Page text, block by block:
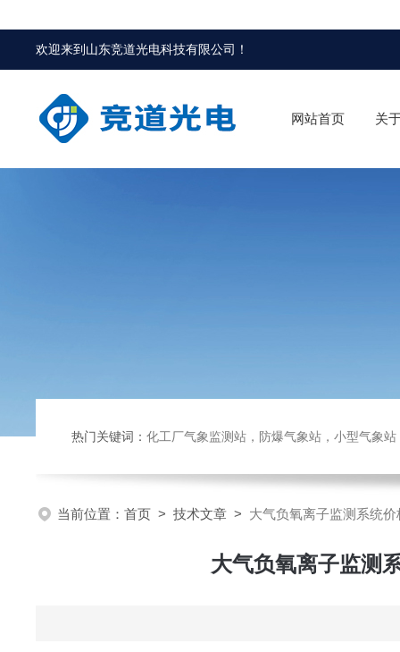
欢迎来到 山东竞道光电科技有限公司 ！
网站首页 关
热门关键词： 化工厂气象监测站，防爆气象站，小型气象站，化
当前位置： 首页 > 技术文章 > 大气负氧离子监测系统
大气负氧离子监测